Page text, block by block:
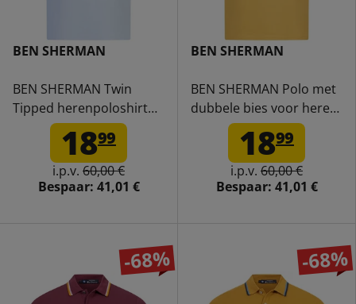
BEN SHERMAN
BEN SHERMAN Twin
Tipped herenpoloshirt
0076270N-PALEBLUE
1899
i.p.v. 60,00 €
Bespaar: 41,01 €
BEN SHERMAN
BEN SHERMAN Polo met
dubbele bies voor heren
0076270N-SUNFLOWER
1899
i.p.v. 60,00 €
Bespaar: 41,01 €
-68% -68%